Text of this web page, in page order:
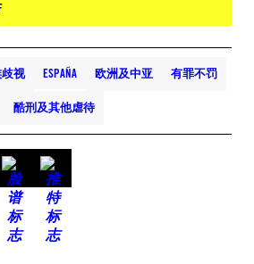
视 ESPAÑA 欧洲及中亚 有罪不罚
酷刑及其他虐待